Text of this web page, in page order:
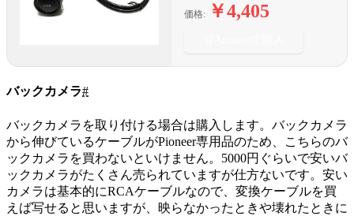
＆USBケーブルセットです。
2023.12~の5代目スイフト
価格: ￥4,405
バックカメラ#
バックカメラを取り付ける場合は購入します。バックカメラ
から伸びているケーブルがPioneer専用品のため、こちらのバ
ックカメラを買わないといけません。5000円ぐらいで安いバ
ックカメラがたくさん売られていますが仕方ないです。安い
カメラは基本的にRCAケーブルなので、変換ケーブルを買
えば写せると思いますが、映らなかったときや壊れたときに